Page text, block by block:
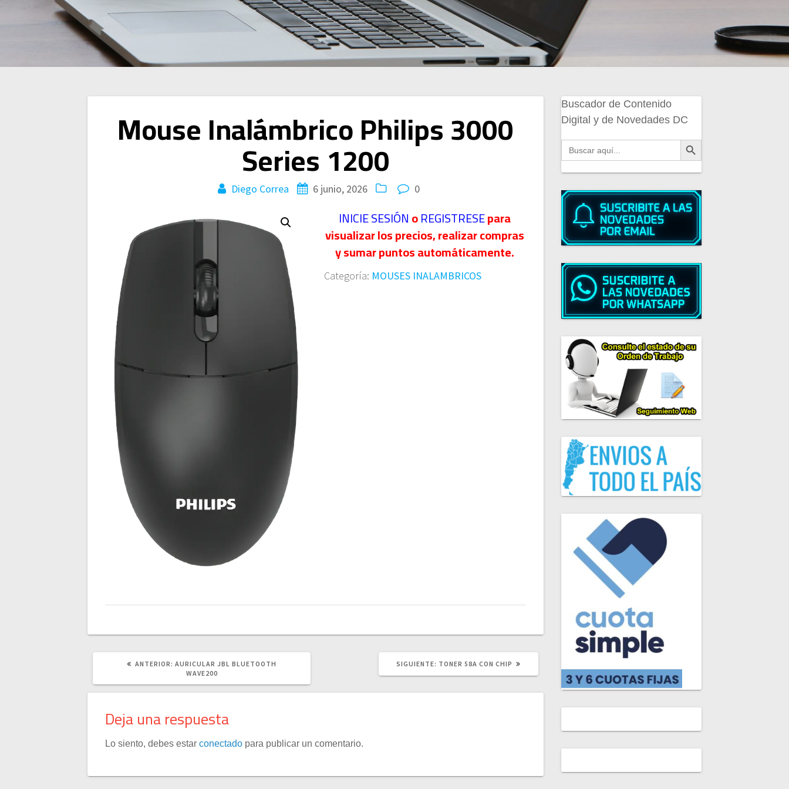
Mouse Inalámbrico Philips 3000
Series 1200
Diego Correa 6 junio, 2026 0
INICIE SESIÓNoREGISTRESEpara
visualizar los precios, realizar compras
y sumar puntos automáticamente.
Categoría: MOUSES INALAMBRICOS
Navegación
ANTERIOR: POST
ANTERIOR:
AURICULAR JBL BLUETOOTH
WAVE200
SIGUIENTE: SIGUIENTE
TONER 58A CON CHIP
Deja una respuesta
Lo siento, debes estarconectado para publicar un comentario.
Buscador de Contenido
Digital y de Novedades DC
Buscar: Botón de búsqueda